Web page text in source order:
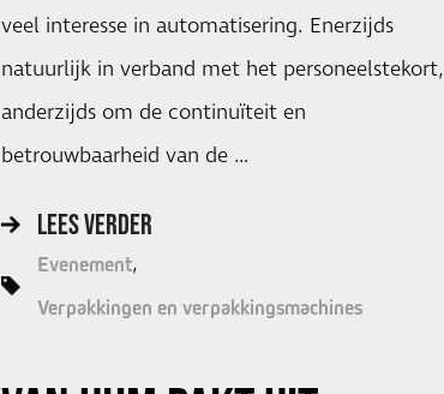
veel interesse in automatisering. Enerzijds
natuurlijk in verband met het personeelstekort,
anderzijds om de continuïteit en
betrouwbaarheid van de …
LEES VERDER
Evenement
Verpakkingen en verpakkingsmachines